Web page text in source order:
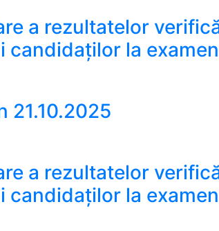
a rezultatelor
la
21.10.2025
a rezultatelor
la